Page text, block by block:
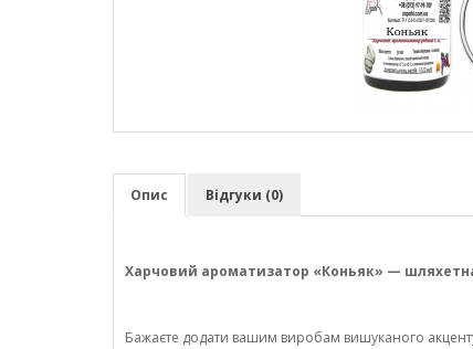
Опис Відгуки (0)
Харчовий ароматизатор «Коньяк» —
Бажаєте додати вашим виробам вишуканого